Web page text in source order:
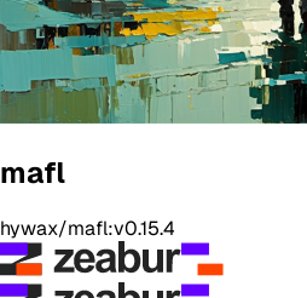
mafl
hywax/mafl:v0.15.4